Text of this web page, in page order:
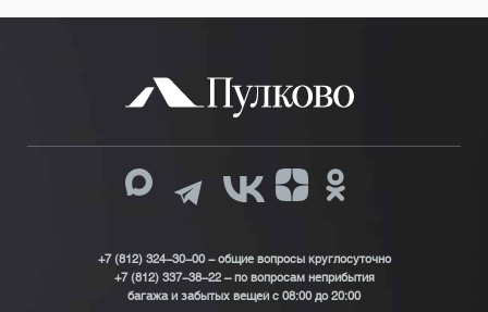
+7 (812) 324-30-00 - общие вопросы круглосуточно
+7 (812) 337-38-22 – по вопросам неприбытия
багажа и забытых вещей с 08:00 до 20:00